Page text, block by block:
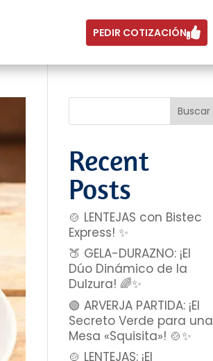
PEDIR COTIZACIÓN
Buscar
Recent
Posts
🍲 LENTEJAS con Bistec
Express! ✨
🍑 GELA-DURAZNO: ¡El
Dúo Dinámico de la
Dulzura! 🌈✨
🟢 ARVERJA PARTIDA: ¡El
Secreto Verde para una
Mesa «Squisita»! 🍲✨
🍲 LENTEJAS: ¡El